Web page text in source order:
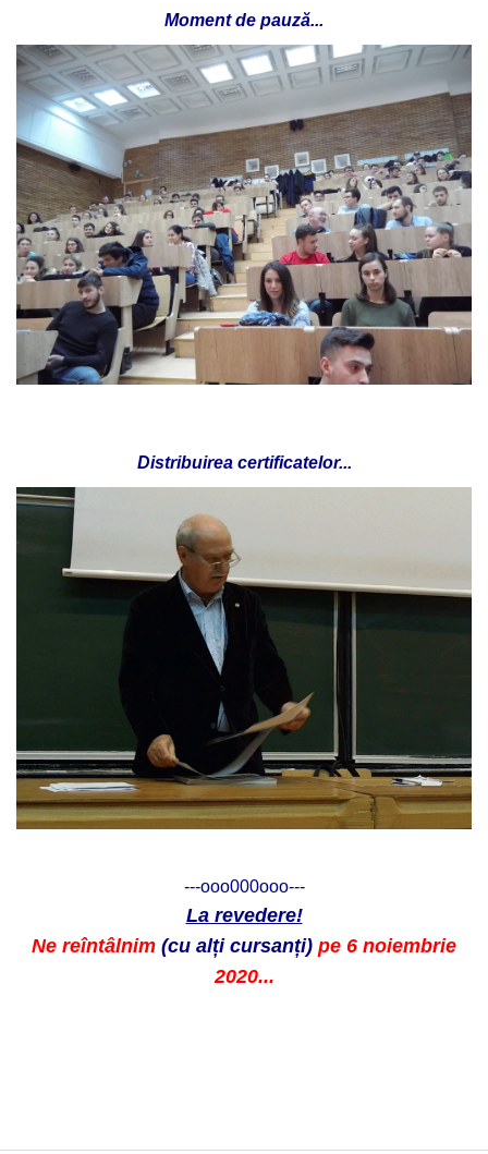
Moment de pauză...
Distribuirea certificatelor...
---ooo000ooo---
La revedere!
Ne reîntâlnim (cu alți cursanți) pe 6 noiembrie
2020...